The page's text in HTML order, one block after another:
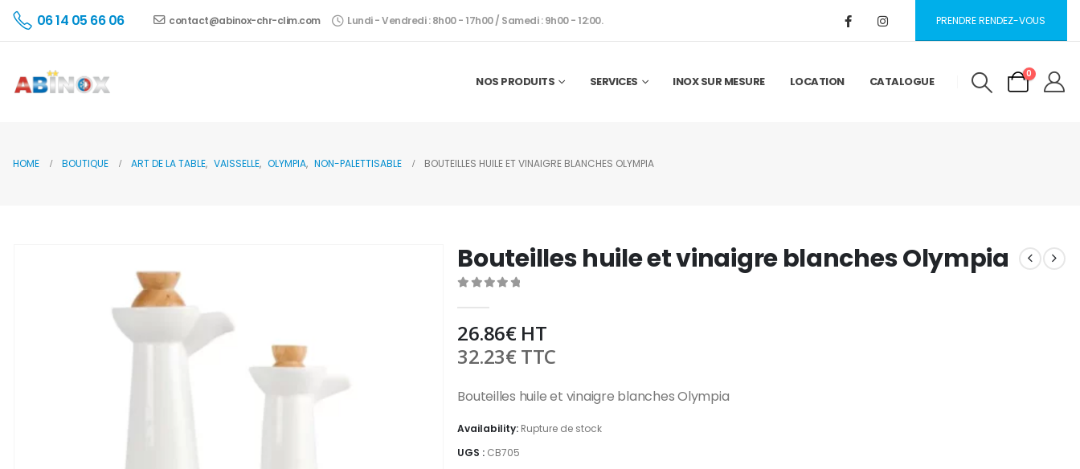
06 14 05 66 06 contact@abinox-chr-clim.com Lundi - Vendredi : 8h00 - 17h00 / Samedi : 9h00 - 12:00. PRENDRE RENDEZ-VOUS
NOS PRODUITS SERVICES INOX SUR MESURE LOCATION CATALOGUE
0
HOME BOUTIQUE ART DE LA TABLE, VAISSELLE, OLYMPIA, NON-PALETTISABLE BOUTEILLES HUILE ET VINAIGRE BLANCHES OLYMPIA
Bouteilles huile et vinaigre blanches Olympia
26.86€HT
32.23€TTC
Bouteilles huile et vinaigre blanches Olympia
Availability: Rupture de stock
UGS : CB705